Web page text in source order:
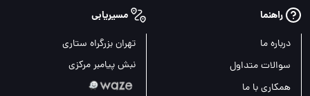
راهنما
درباره ما
سوالات متداول
همکاری با ما
مسیریابی
تهران بزرگراه ستاری
نبش پیامبر مرکزی